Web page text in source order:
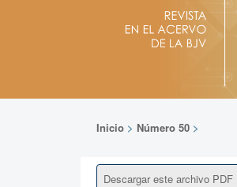
Inicio > Número 50 >
Descargar este archivo PDF